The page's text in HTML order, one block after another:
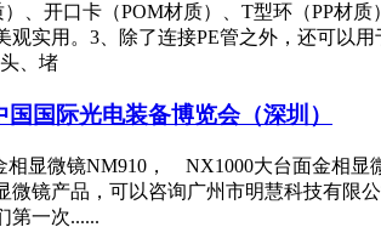
、开口卡（POM材质）、T型环（PP材
实用。3、除了连接PE管之外，还可以
、堵
国际光电装备博览会（深圳）
相显微镜NM910， NX1000大台面金相
镜产品，可以咨询广州市明慧科技有限
第一次......